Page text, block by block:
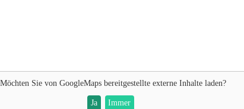
Möchten Sie von GoogleMapsbereitgestellte externe Inhalte laden?
Ja Immer